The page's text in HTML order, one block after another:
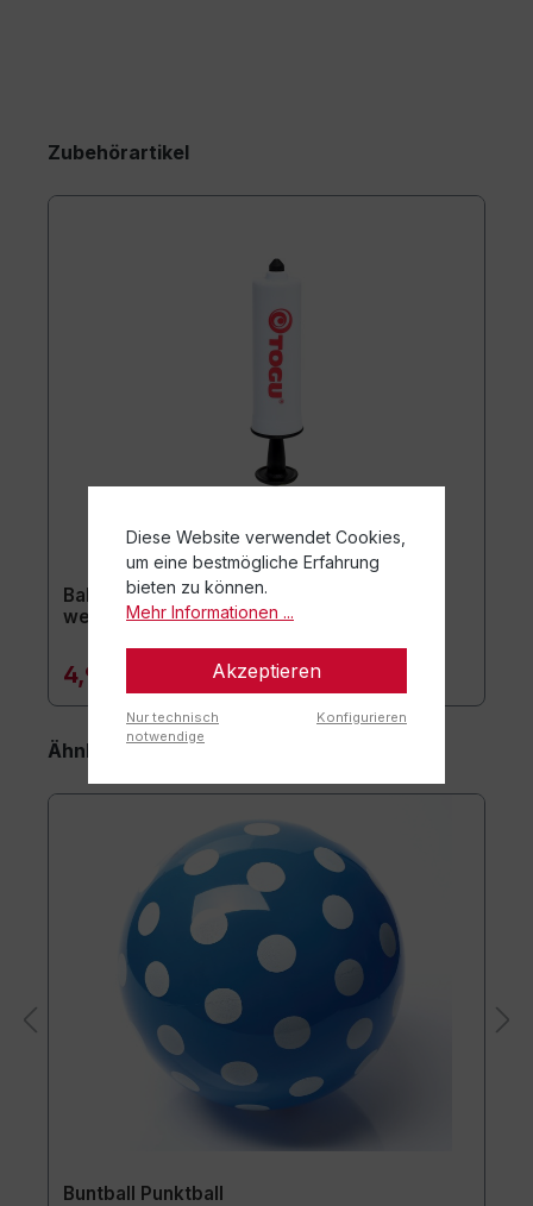
Zubehörartikel
Ballpumpe mit Kunststoffnippel ca. 15 cm /
weiß
4,90 €*
Ähnliche Artikel
Buntball Punktball
Diese Website verwendet Cookies,
um eine bestmögliche Erfahrung
bieten zu können.
Mehr Informationen ...
Akzeptieren
Nur technisch
notwendige
Konfigurieren